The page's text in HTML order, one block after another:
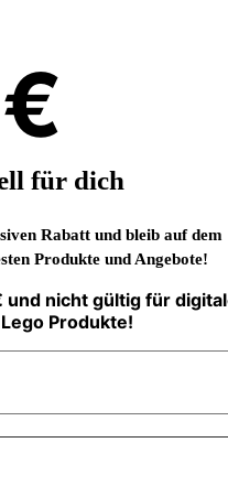
für dich
Rabatt und bleib auf dem
Produkte und Angebote!
nicht gültig für
Produkte!